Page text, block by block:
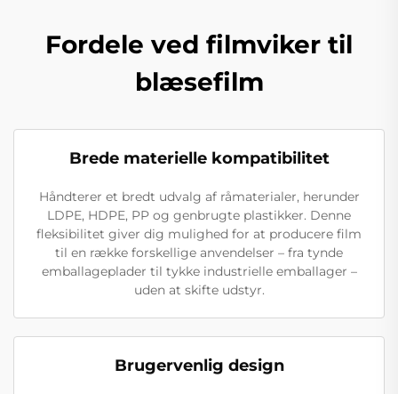
Fordele ved filmviker til
blæsefilm
Brede materielle kompatibilitet
Håndterer et bredt udvalg af råmaterialer, herunder
LDPE, HDPE, PP og genbrugte plastikker. Denne
fleksibilitet giver dig mulighed for at producere film
til en række forskellige anvendelser – fra tynde
emballageplader til tykke industrielle emballager –
uden at skifte udstyr.
Brugervenlig design